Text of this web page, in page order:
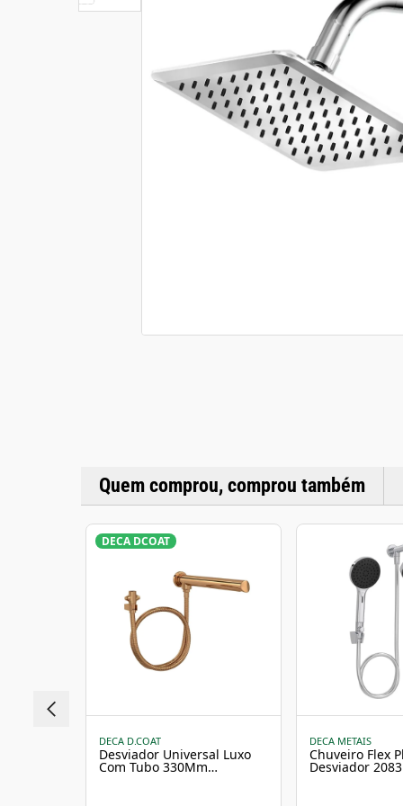
Quem comprou, comprou também
DECA D.COAT
Desviador Universal Luxo
Com Tubo 330Mm
DECA DCOAT
DECA METAIS
Chuveiro Flex
Desviador